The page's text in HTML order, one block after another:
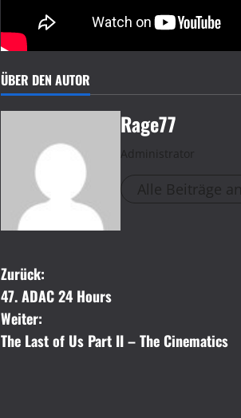
ÜBER DEN AUTOR
Rage77
Administrator
Alle Beiträge
B
e
i
Zurück:
47. ADAC 24 Hours
Weiter:
The Last of Us Part II – The Cinematics